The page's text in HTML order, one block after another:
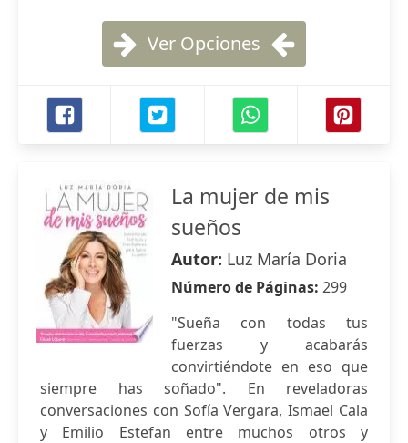
Ver Opciones
La mujer de mis
sueños
Autor: Luz María Doria
Número de Páginas: 299
"Sueña con todas tus
fuerzas y acabarás
convirtiéndote en eso que
siempre has soñado". En reveladoras
conversaciones con Sofía Vergara, Ismael Cala
y Emilio Estefan entre muchos otros y